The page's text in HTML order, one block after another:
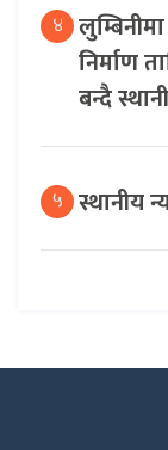
४
निर्माण
बन्दै
५ स्थानीय